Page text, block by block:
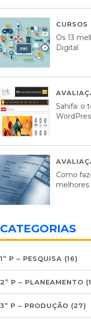
Os 13
Digital
Sahifa: o
Como
CATEGORIAS
1º P – PESQUISA (16)
2º P – PLANEAMENTO
3º P – PRODUÇÃO (27)